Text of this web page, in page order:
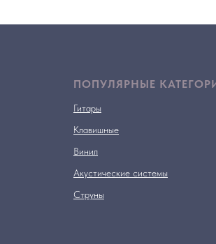
ПОПУЛЯРНЫЕ
Гитары
Клавишные
Винил
Акустические системы
Струны